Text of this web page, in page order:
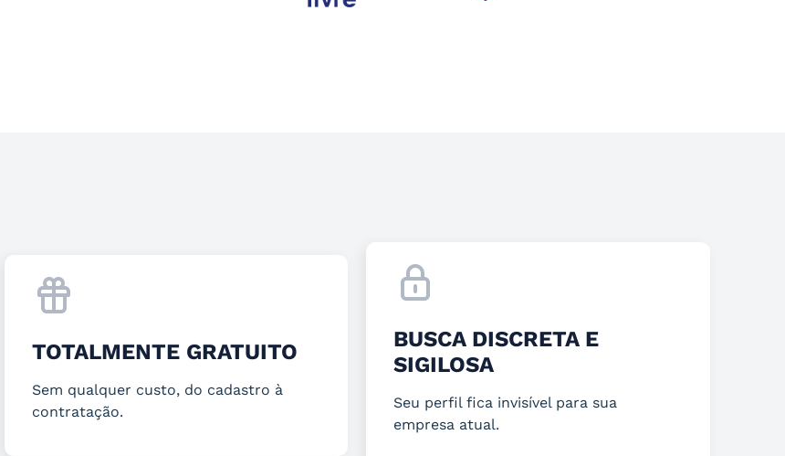
TOTALMENTE GRATUITO
Sem qualquer custo, do cadastro à
contratação.
BUSCA DISCRETA E
SIGILOSA
Seu perfil fica invisível para sua
empresa atual.